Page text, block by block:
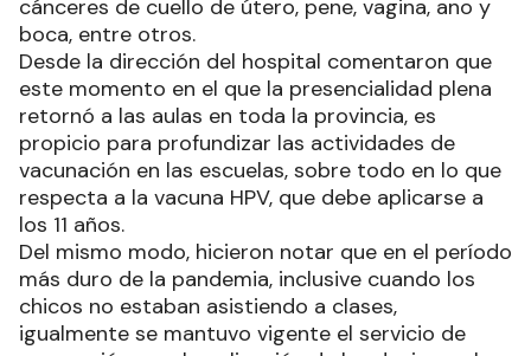
cánceres de cuello de útero, pene, vagina, ano y
boca, entre otros.
Desde la dirección del hospital comentaron que
este momento en el que la presencialidad plena
retornó a las aulas en toda la provincia, es
propicio para profundizar las actividades de
vacunación en las escuelas, sobre todo en lo que
respecta a la vacuna HPV, que debe aplicarse a
los 11 años.
Del mismo modo, hicieron notar que en el período
más duro de la pandemia, inclusive cuando los
chicos no estaban asistiendo a clases,
igualmente se mantuvo vigente el servicio de